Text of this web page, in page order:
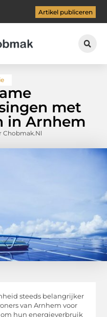
Artikel publiceren
met
in Arnhem
Chobmak.nl
steeds belangrijker
van Arnhem voor
hun energieverbruik